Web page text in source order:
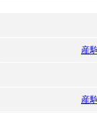
産
産